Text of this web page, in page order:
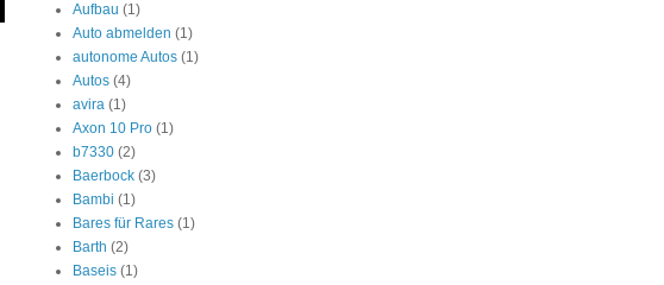
Aufbau (1)
Auto abmelden (1)
autonome Autos (1)
Autos (4)
avira (1)
Axon 10 Pro (1)
b7330 (2)
Baerbock (3)
Bambi (1)
Bares für Rares (1)
Barth (2)
Baseis (1)